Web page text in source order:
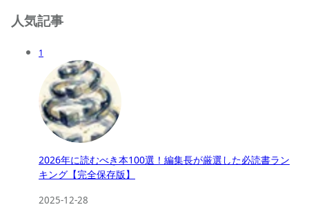
人気記事
1
2026年に読むべき本100選！編集長が厳選した必読書ラン
キング【完全保存版】
2025-12-28